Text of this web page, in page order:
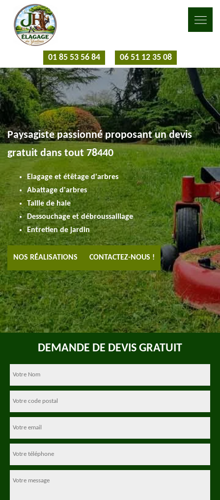
01 85 53 56 84 06 51 12 35 08
Paysagiste passionné proposant un devis
gratuit dans tout 78440
Elagage et étêtage d'arbres
Abattage d'arbres
Taille de haie
Dessouchage et débroussaillage
Entretien de jardin
NOS RÉALISATIONS CONTACTEZ-NOUS !
DEMANDE DE DEVIS GRATUIT